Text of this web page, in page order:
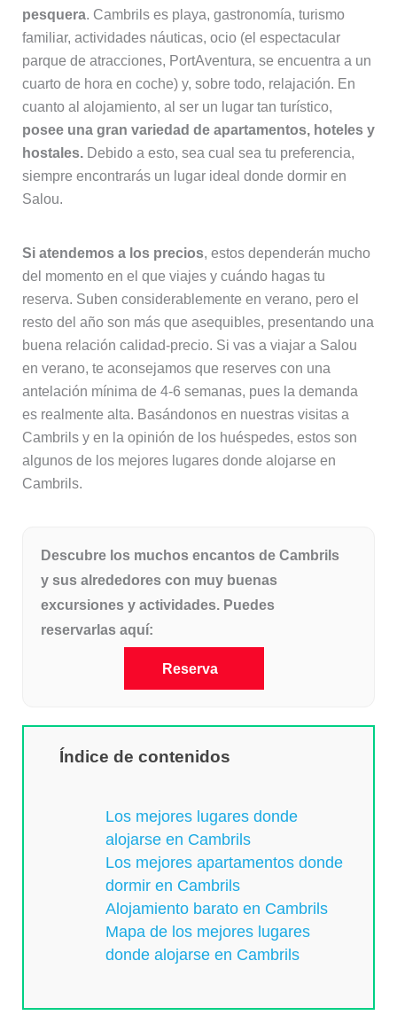
pesquera. Cambrils es playa, gastronomía, turismo
familiar, actividades náuticas, ocio (el espectacular
parque de atracciones, PortAventura, se encuentra a un
cuarto de hora en coche) y, sobre todo, relajación. En
cuanto al alojamiento, al ser un lugar tan turístico,
posee una gran variedad de apartamentos, hoteles y
hostales.Debido a esto, sea cual sea tu preferencia,
siempre encontrarás un lugar ideal donde dormir en
Salou.
Si atendemos a los precios, estos dependerán mucho
del momento en el que viajes y cuándo hagas tu
reserva. Suben considerablemente en verano, pero el
resto del año son más que asequibles, presentando una
buena relación calidad-precio. Si vas a viajar a Salou
en verano, te aconsejamos que reserves con una
antelación mínima de 4-6 semanas, pues la demanda
es realmente alta. Basándonos en nuestras visitas a
Cambrils y en la opinión de los huéspedes, estos son
algunos de los mejores lugares donde alojarse en
Cambrils.
Descubre los muchos encantos de Cambrils
y sus alrededores con muy buenas
excursiones y actividades. Puedes
reservarlas aquí:
Reserva
Índice de contenidos
Los mejores lugares donde
alojarse en Cambrils
Los mejores apartamentos donde
dormir en Cambrils
Alojamiento barato en Cambrils
Mapa de los mejores lugares
donde alojarse en Cambrils